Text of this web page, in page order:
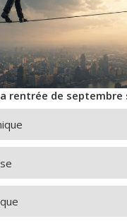
rentrée de